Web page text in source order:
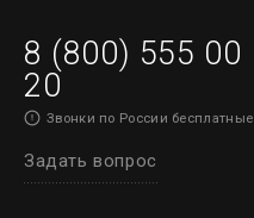
8 (800) 555 00
20
Звонки по России бесплатные
Задать вопрос